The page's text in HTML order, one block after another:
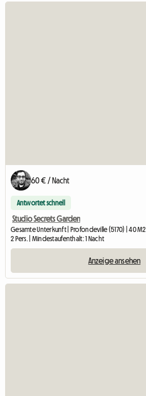
60 € / Nacht
Antwortet schnell
Studio Secrets Garden
Gesamte Unterkunft | Profondeville (5170) | 40 M2
2 Pers. | Mindestaufenthalt: 1 Nacht
Anzeige ansehen